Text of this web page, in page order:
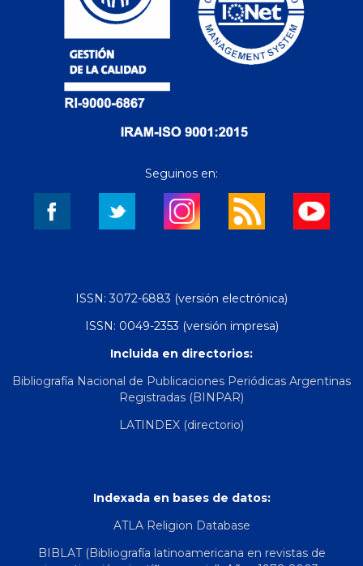
Seguinos en:
ISSN: 3072-6883 (versión electrónica)
ISSN: 0049-2353 (versión impresa)
Incluida en directorios:
Bibliografía Nacional de Publicaciones Periódicas Argentinas
Registradas (BINPAR)
LATINDEX (directorio)
Indexada en bases de datos:
ATLA Religion Database
BIBLAT (Bibliografía latinoamericana en revistas de